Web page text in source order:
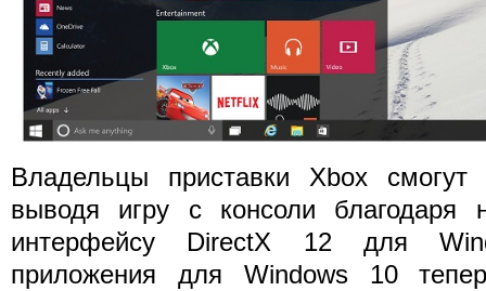
Владельцы приставки Xbox
выводя игру с консоли благодаря
интерфейсу DirectX 12 для
приложения для Windows 10